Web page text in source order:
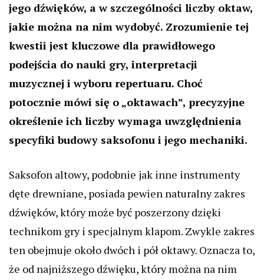
jego dźwięków, a w szczególności liczby oktaw,
jakie można na nim wydobyć. Zrozumienie tej
kwestii jest kluczowe dla prawidłowego
podejścia do nauki gry, interpretacji
muzycznej i wyboru repertuaru. Choć
potocznie mówi się o „oktawach”, precyzyjne
określenie ich liczby wymaga uwzględnienia
specyfiki budowy saksofonu i jego mechaniki.
Saksofon altowy, podobnie jak inne instrumenty
dęte drewniane, posiada pewien naturalny zakres
dźwięków, który może być poszerzony dzięki
technikom gry i specjalnym klapom. Zwykle zakres
ten obejmuje około dwóch i pół oktawy. Oznacza to,
że od najniższego dźwięku, który można na nim